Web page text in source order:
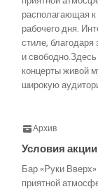
располагающая
рабочего дня.
стиле,
и
концерты живой
широкую
Архив
Условия акции
Бар «Руки
приятной